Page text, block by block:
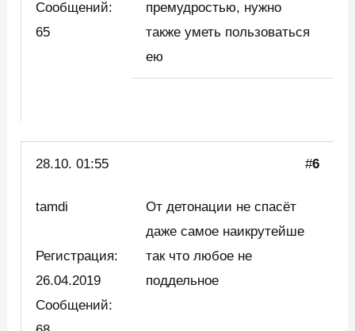
Сообщений:
65
премудростью, нужно
также уметь пользоваться
ею
28.10. 01:55 #6
tamdi
Регистрация:
26.04.2019
Сообщений:
От детонации не спасёт
даже самое наикрутейше
так что любое не
поддельное